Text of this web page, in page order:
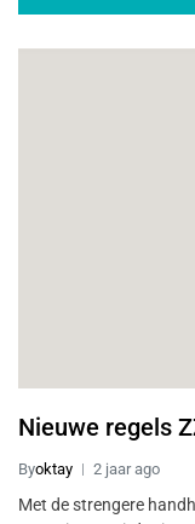
Nieuwe regels
Byoktay 2 jaar ago
Met de strengere